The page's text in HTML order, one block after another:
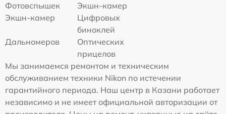
Фотовспышек
Экшн-камер
Экшн-камер
Цифровых
биноклей
Дальномеров
Оптических
прицелов
Мы занимаемся ремонтом и техническим
обслуживанием техники Nikon по истечении
гарантийного периода. Наш центр в Казани работает
независимо и не имеет официальной авторизации от